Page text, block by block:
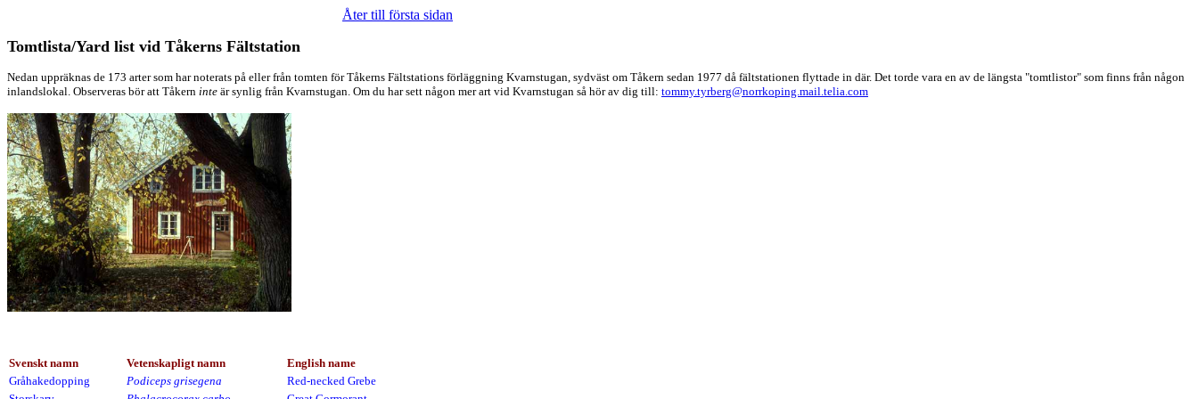
Åter till första sidan
Tomtlista/Yard list vid Tåkerns Fältstation
Nedan uppräknas de 173 arter som har noterats på eller från tomten för Tåkerns Fältstations förläggning Kvarnstugan, sydväst om Tåkern sedan 1977 då fältstationen flyttade in där. Det torde vara en av de längsta "tomtlistor" som finns från någon
inlandslokal. Observeras bör att Tåkern inte är synlig från Kvarnstugan. Om du har sett någon mer art vid Kvarnstugan så hör av dig till: tommy.tyrberg@norrkoping.mail.telia.com
Svenskt namn Vetenskapligt namn
English name
Gråhakedopping
Podiceps grisegena
Red-necked Grebe